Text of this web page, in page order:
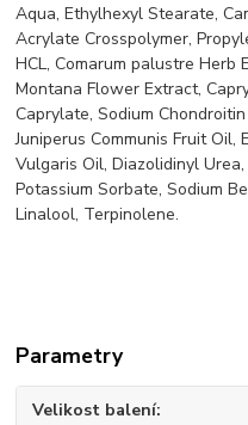
Aqua, Ethylhexyl Stearate,
Acrylate Crosspolymer,
HCL, Comarum palustre Herb
Montana Flower Extract,
Caprylate, Sodium
Juniperus Communis Fruit
Vulgaris Oil, Diazolidinyl
Potassium Sorbate, Sodium
Linalool, Terpinolene.
Parametry
Velikost balení